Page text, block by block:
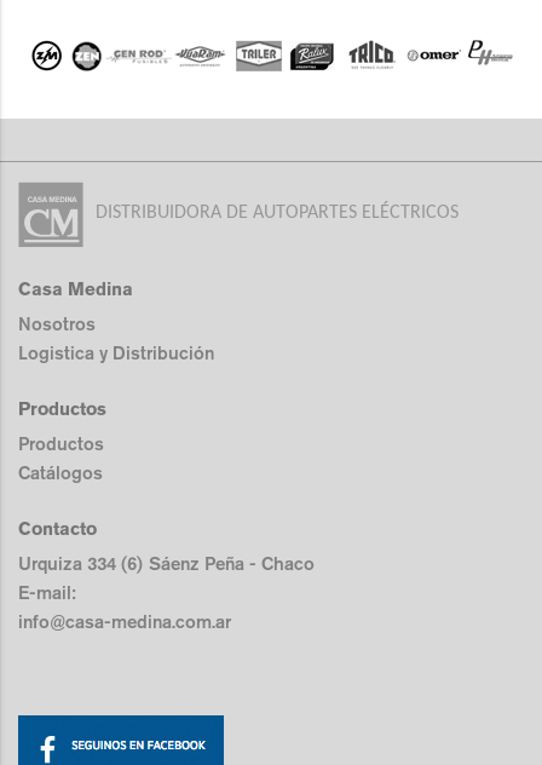
DISTRIBUIDORA DE AUTOPARTES ELÉCTRICOS
Casa Medina
Nosotros
Logistica y Distribución
Productos
Productos
Catálogos
Contacto
Urquiza 334 (6) Sáenz Peña - Chaco
E-mail:
info@casa-medina.com.ar